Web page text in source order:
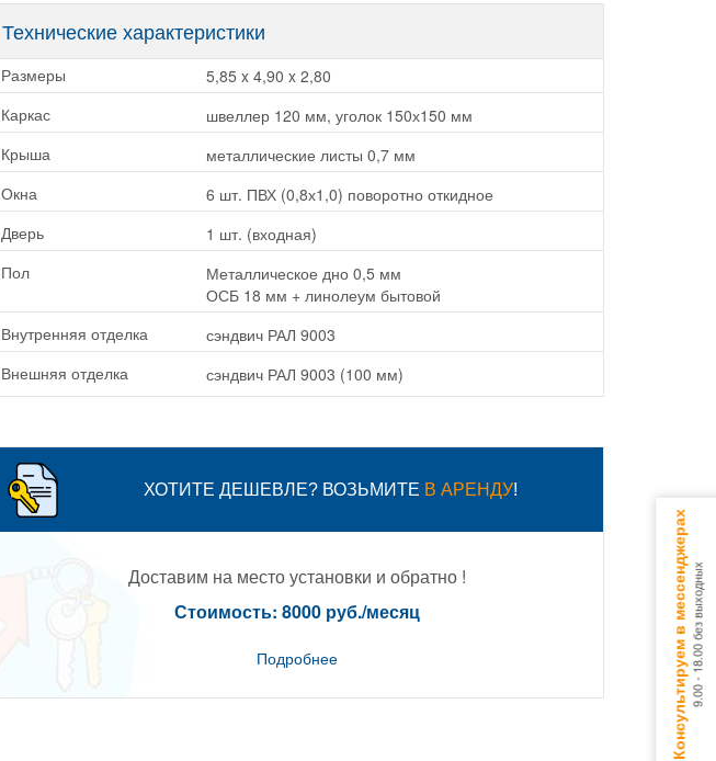
Консультируем в мессенджерах9.00 - 18.00 без выходных
Технические характеристики
Размеры 5,85 x 4,90 x 2,80
Каркас швеллер 120 мм, уголок 150х150 мм
Крыша металлические листы 0,7 мм
Окна 6 шт. ПВХ (0,8х1,0) поворотно откидное
Дверь 1 шт. (входная)
Пол
Металлическое дно 0,5 мм
ОСБ 18 мм + линолеум бытовой
Внутренняя отделка сэндвич РАЛ 9003
Внешняя отделка сэндвич РАЛ 9003 (100 мм)
ХОТИТЕ ДЕШЕВЛЕ? ВОЗЬМИТЕ В АРЕНДУ!
Доставим на место установки и обратно !
Стоимость: 8000 руб./месяц
Подробнее